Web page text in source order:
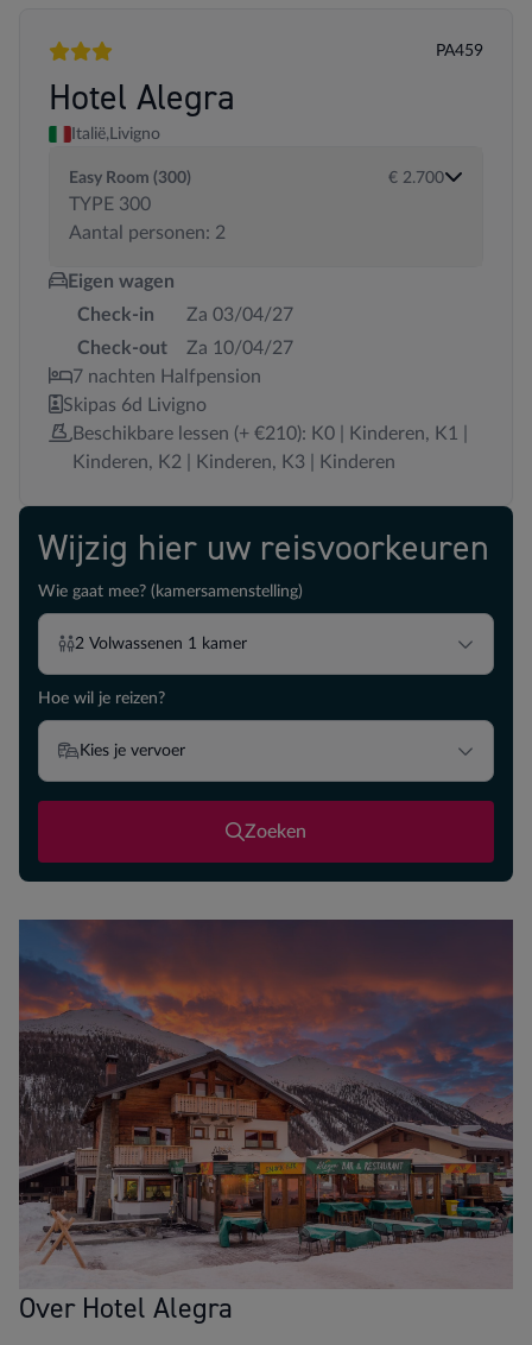
3 sterren
PA459
Hotel Alegra
Italië, Livigno
Easy Room (300)
TYPE 300
Aantal personen: 2
€ 2.700
Eigen wagen
Check-in
Za 03/04/27
Check-out
Za 10/04/27
7 nachten Halfpension
Skipas 6d Livigno
Beschikbare lessen (+ €210): K0 | Kinderen, K1 |
Kinderen, K2 | Kinderen, K3 | Kinderen
Wijzig hier uw reisvoorkeuren
Wie gaat mee? (kamersamenstelling)
2 Volwassenen 1 kamer
Hoe wil je reizen?
Kies je vervoer
Zoeken
Over Hotel Alegra